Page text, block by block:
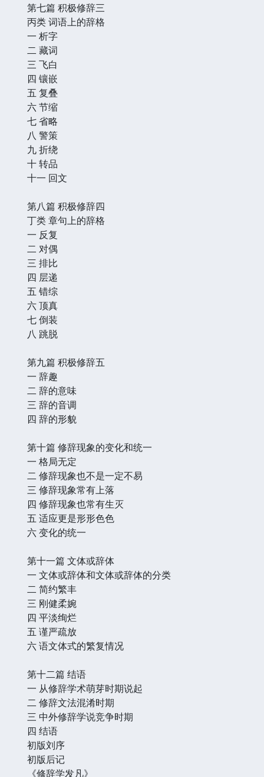
第七篇 积极修辞三
丙类 词语上的辞格
一 析字
二 藏词
三 飞白
四 镶嵌
五 复叠
六 节缩
七 省略
八 警策
九 折绕
十 转品
十一 回文
第八篇 积极修辞四
丁类 章句上的辞格
一 反复
二 对偶
三 排比
四 层递
五 错综
六 顶真
七 倒装
八 跳脱
第九篇 积极修辞五
一 辞趣
二 辞的意味
三 辞的音调
四 辞的形貌
第十篇 修辞现象的变化和统一
一 格局无定
二 修辞现象也不是一定不易
三 修辞现象常有上落
四 修辞现象也常有生灭
五 适应更是形形色色
六 变化的统一
第十一篇 文体或辞体
一 文体或辞体和文体或辞体的分类
二 简约繁丰
三 刚健柔婉
四 平淡绚烂
五 谨严疏放
六 语文体式的繁复情况
第十二篇 结语
一 从修辞学术萌芽时期说起
二 修辞文法混淆时期
三 中外修辞学说竞争时期
四 结语
初版刘序
初版后记
《修辞学发凡》